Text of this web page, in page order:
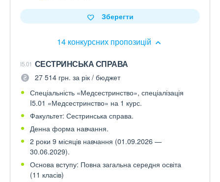
14 конкурсних пропозицій
Зберегти
I5.01 СЕСТРИНСЬКА СПРАВА
27 514 грн. за рік / бюджет
Спеціальність «Медсестринство», спеціалізація
I5.01 «Медсестринство» на 1 курс.
Факультет: Сестринська справа.
Денна форма навчання.
2 роки 9 місяців навчання (01.09.2026 —
30.06.2029).
Основа вступу: Повна загальна середня освіта
(11 класів)